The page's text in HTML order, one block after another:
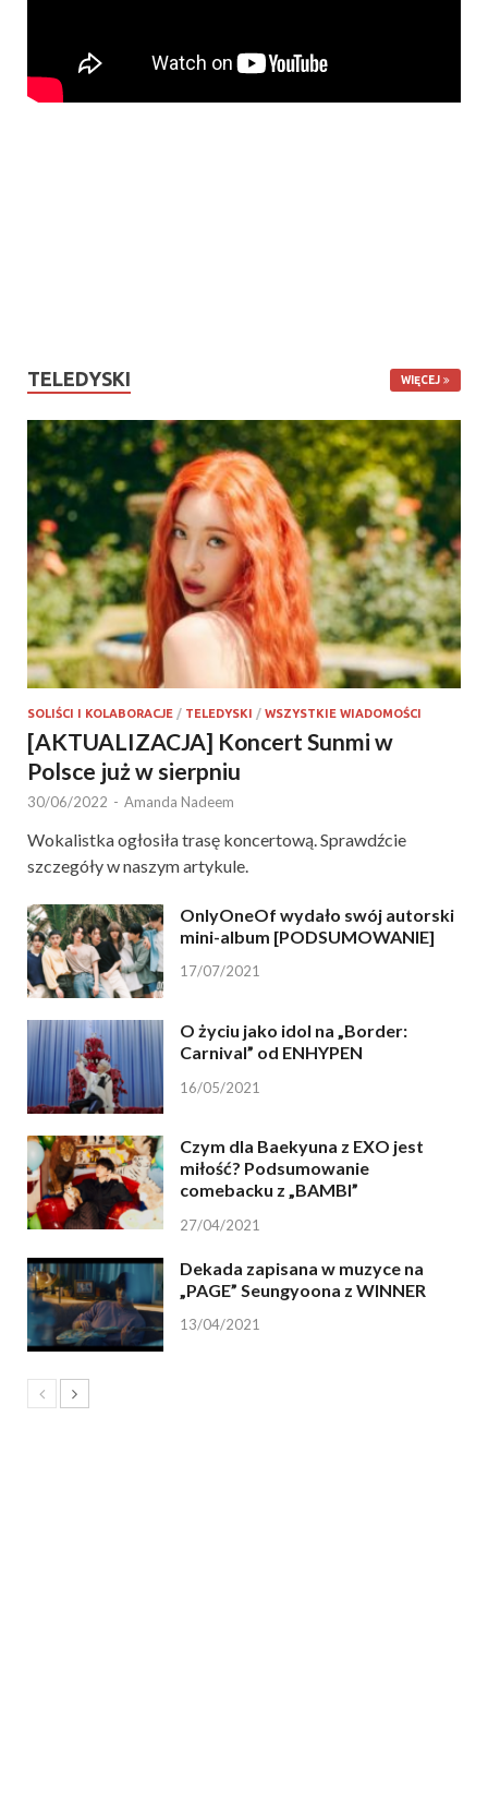
TELEDYSKI WIĘCEJ
SOLIŚCI I KOLABORACJE / TELEDYSKI / WSZYSTKIE WIADOMOŚCI
[AKTUALIZACJA] Koncert Sunmi w
Polsce już w sierpniu
30/06/2022 - Amanda Nadeem
Wokalistka ogłosiła trasę koncertową. Sprawdźcie
szczegóły w naszym artykule.
OnlyOneOf wydało swój autorski
mini-album [PODSUMOWANIE]
17/07/2021
O życiu jako idol na „Border:
Carnival” od ENHYPEN
16/05/2021
Czym dla Baekyuna z EXO jest
miłość? Podsumowanie
comebacku z „BAMBI”
27/04/2021
Dekada zapisana w muzyce na
„PAGE” Seungyoona z WINNER
13/04/2021